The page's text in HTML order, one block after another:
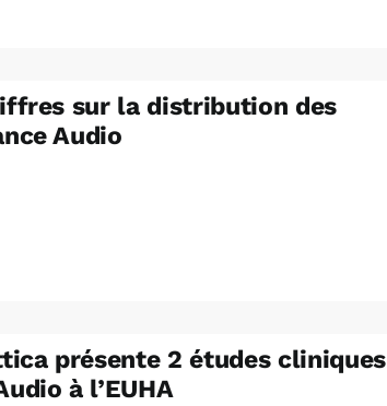
sur la distribution des
Audio
présente 2 études cliniques
à l’EUHA